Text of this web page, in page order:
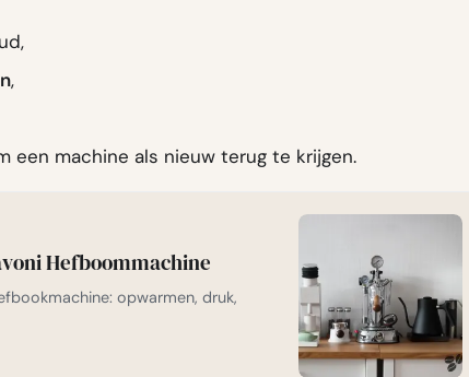
,
een machine als nieuw terug te krijgen.
Hefboommachine
opwarmen, druk,